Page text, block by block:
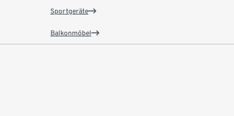
Sportgeräte
Balkonmöbel